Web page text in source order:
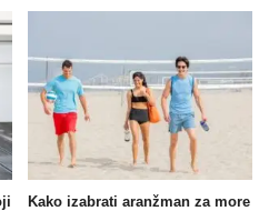
Kako izabrati aranžman za more